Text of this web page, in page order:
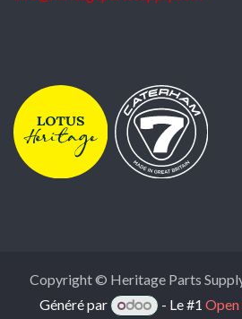
Copyright © Heritage Parts
Généré par - Le #1Open